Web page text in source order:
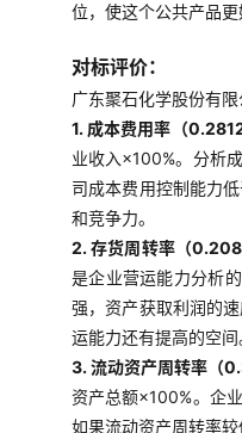
位，使这个公共产品更
对标评价：
广东聚石化学股份有
1. 成本费用率（0.2812
业收入×100%。分析
司成本费用控制能力
和竞争力。
2. 存货周转率（
是企业营运能力分析
强，资产获取利润的
运能力还有提高的空间
3. 流动资产周转率（
资产总额×100%。企
如果流动资产周转率